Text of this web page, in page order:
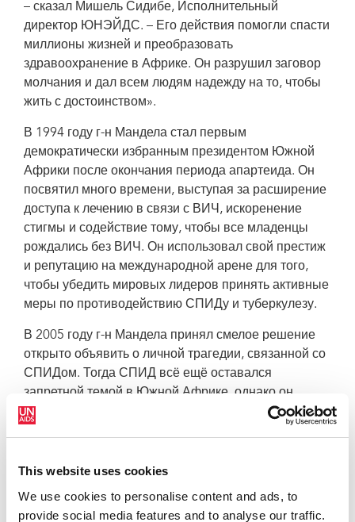
This website uses cookies
We use cookies to personalise content and ads, to
provide social media features and to analyse our traffic.
– сказал Мишель Сидибе, Исполнительный
директор ЮНЭЙДС. – Его действия помогли спасти
миллионы жизней и преобразовать
здравоохранение в Африке. Он разрушил заговор
молчания и дал всем людям надежду на то, чтобы
жить с достоинством».
В 1994 году г-н Мандела стал первым
демократически избранным президентом Южной
Африки после окончания периода апартеида. Он
посвятил много времени, выступая за расширение
доступа к лечению в связи с ВИЧ, искоренение
стигмы и содействие тому, чтобы все младенцы
рождались без ВИЧ. Он использовал свой престиж
и репутацию на международной арене для того,
чтобы убедить мировых лидеров принять активные
меры по противодействию СПИДу и туберкулезу.
В 2005 году г-н Мандела принял смелое решение
открыто объявить о личной трагедии, связанной со
СПИДом. Тогда СПИД всё ещё оставался
запретной темой в Южной Африке, однако он
заявил на пресс-конференции, что его сын умер от
общественное обсуждение. Его поддержка,
разрушить стигму и дискриминацию.